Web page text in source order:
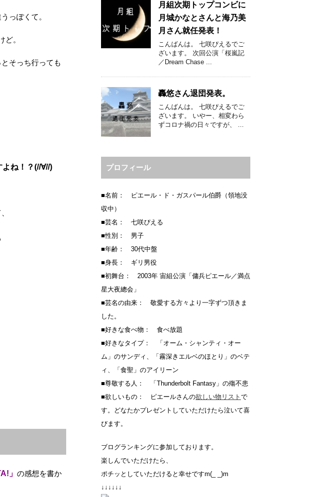
っぽくて。
。
そっち行っても
ね！？(//∀//)
」 の感想を書か
月組次期トップコンビに
月城かなとさんと海乃美
月さん就任発表！
こんばんは。 七咲ぴえるでご
ざいます。 次回公演「桜嵐記
／Dream Chase ...
轟悠さん退団発表。
こんばんは。 七咲ぴえるでご
ざいます。 いやー、相変わら
ずコロナ禍の日々ですが、 ...
プロフィール
■名前： ピエール・ド・ガスパール伯爵（領地没
収中）
■芸名： 七咲ぴえる
■性別： 男子
■年齢： 30代中盤
■身長： ギリ男役
■初舞台： 2003年 宙組公演「傭兵ピエール／満点
星大夜總会」
■芸名の由来： 敬愛する方々より一字ずつ頂きま
した。
■好きな食べ物： 食べ放題
■好きなタイプ： 「オーム・シャンティ・オー
ム」のサンディ、「霧深きエルベのほとり」のベテ
ィ、「食聖」のアイリーン
■尊敬する人： 「Thunderbolt Fantasy」の殤不患
■欲しいもの： ピエールさんの欲しい物リスト で
す。どなたかプレゼントしていただけたら泣いて喜
びます。
ブログランキングに参加しております。
楽しんでいただけたら、
ポチッとしていただけると幸せですm(_ _)m
↓↓↓↓↓↓